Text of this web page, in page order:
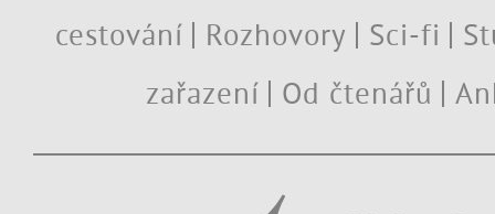
cestování
Rozhovory Sci-fi
zařazení
Od čtenářů